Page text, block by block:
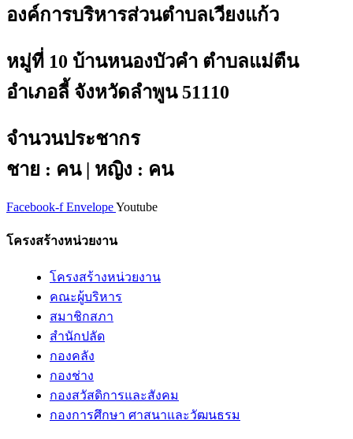
องค์การบริหารส่วนตำบลเวียงแก้ว
หมู่ที่ 10 บ้านหนองบัวคำ ตำบลแม่ตืน
อำเภอลี้ จังหวัดลำพูน 51110
จำนวนประชากร
ชาย : คน | หญิง : คน
Facebook-f EnvelopeYoutube
โครงสร้างหน่วยงาน
โครงสร้างหน่วยงาน
คณะผู้บริหาร
สมาชิกสภา
สำนักปลัด
กองคลัง
กองช่าง
กองสวัสดิการและสังคม
กองการศึกษา ศาสนาและวัฒนธรม